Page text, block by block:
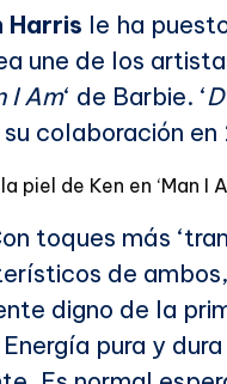
Harris le ha
une de los
I Am‘ de Barbie. ‘
colaboración en
piel de Ken en ‘Man I
toques más
de
digno de la
pura y dura